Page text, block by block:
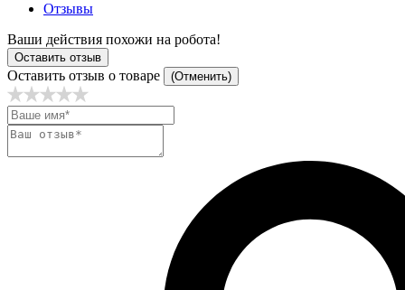
Отзывы
Ваши действия похожи на робота!
Оставить отзыв
Оставить отзыв о товаре (Отменить)